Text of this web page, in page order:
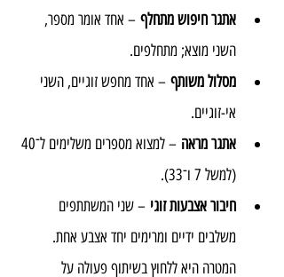
אתגר חיפוש מתחלף – אחד אומר מספר,
השני מוצא; מתחלפים.
מסלול משותף – אחד מחפש זוגיים, השני
אי-זוגיים.
אתגר מראה
(למשל 7 ו־33).
חיבור אצבעות זוגי – שני המשתתפים
משלבים ידיים ומרימים יחד אצבע אחת.
המטרה היא ללחוץ בשיתוף פעולה על